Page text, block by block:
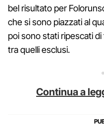
bel risultato per
che si sono piazzati al
poi sono stati ripescati
tra quelli esclusi.
Continua a